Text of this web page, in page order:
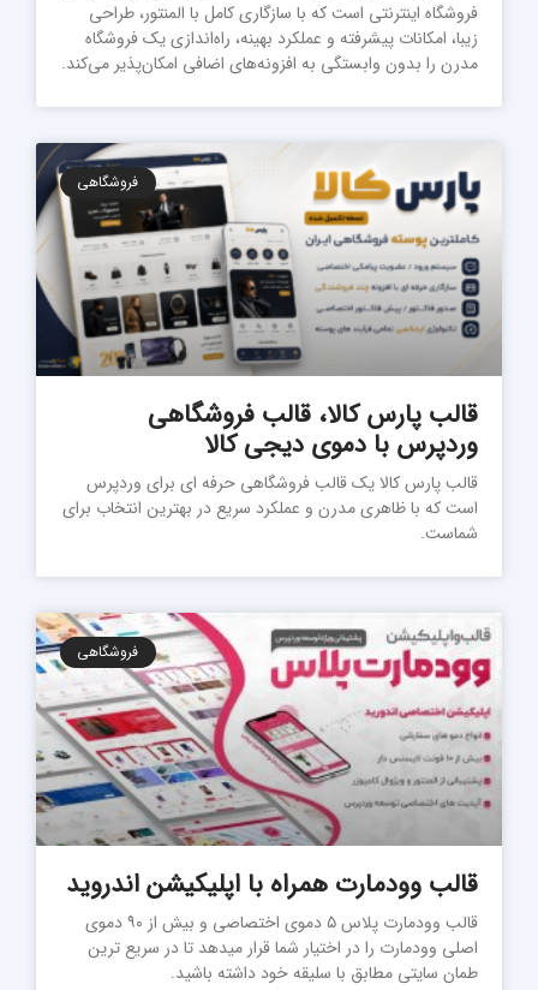
فروشگاه اینترنتی است که با سازگاری کامل با المنتور، طراحی
زیبا، امکانات پیشرفته و عملکرد بهینه، راه‌اندازی یک فروشگاه
مدرن را بدون وابستگی به افزونه‌های اضافی امکان‌پذیر می‌کند.
فروشگاهی
قالب پارس کالا، قالب فروشگاهی
وردپرس با دموی دیجی کالا
قالب پارس کالا یک قالب فروشگاهی حرفه ای برای وردپرس
است که با ظاهری مدرن و عملکرد سریع در بهترین انتخاب برای
شماست.
فروشگاهی
قالب وودمارت همراه با اپلیکیشن اندروید
قالب وودمارت پلاس ۵ دموی اختصاصی و بیش از ۹۰ دموی
اصلی وودمارت را در اختیار شما قرار میدهد تا در سریع ترین
طمان سایتی مطابق با سلیقه خود داشته باشید.